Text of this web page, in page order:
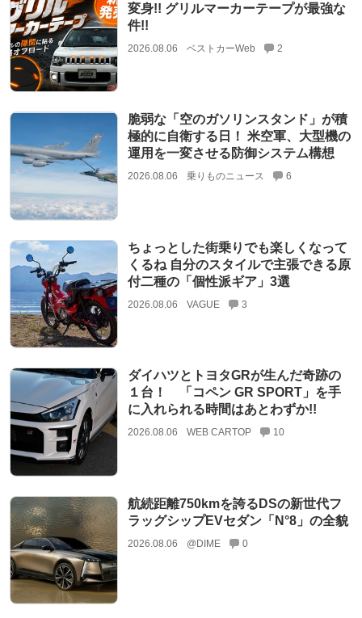
変身!! グリルマーカーテープが最強な
件!!
2026.08.06 ベストカーWeb 2
脆弱な「空のガソリンスタンド」が積
極的に自衛する日！ 米空軍、大型機の
運用を一変させる防御システム構想
2026.08.06 乗りものニュース 6
ちょっとした街乗りでも楽しくなって
くるね 自分のスタイルで主張できる原
付二種の「個性派ギア」3選
2026.08.06 VAGUE 3
ダイハツとトヨタGRが生んだ奇跡の
１台！ 「コペン GR SPORT」を手
に入れられる時間はあとわずか!!
2026.08.06 WEB CARTOP 10
航続距離750kmを誇るDSの新世代フ
ラッグシップEVセダン「N°8」の全貌
2026.08.06 @DIME 0